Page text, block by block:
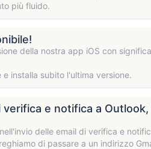
più fluido.
della nostra app iOS con
installa subito l'ultima versione.
e notifica a
delle email di verifica e
di passare a un indirizzo